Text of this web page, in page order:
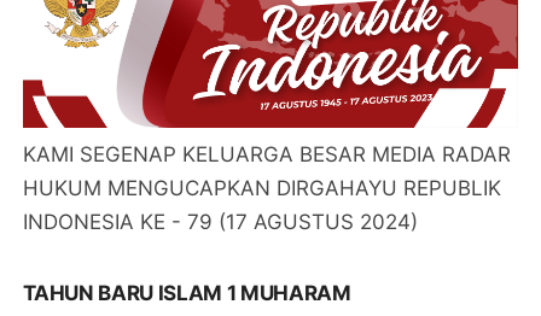
KAMI SEGENAP KELUARGA BESAR MEDIA RADAR
HUKUM MENGUCAPKAN DIRGAHAYU REPUBLIK
INDONESIA KE - 79 (17 AGUSTUS 2024)
TAHUN BARU ISLAM 1 MUHARAM